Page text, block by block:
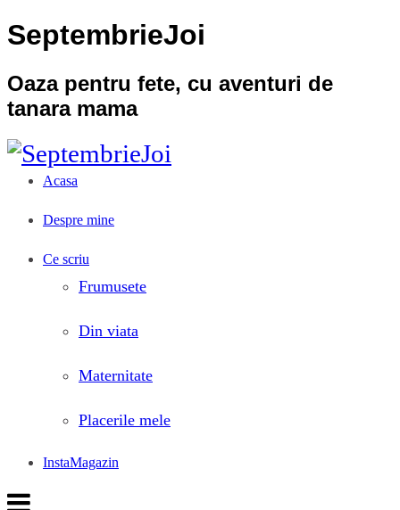
SeptembrieJoi
Oaza pentru fete, cu aventuri de
tanara mama
Acasa
Despre mine
Ce scriu
Frumusete
Din viata
Maternitate
Placerile mele
InstaMagazin